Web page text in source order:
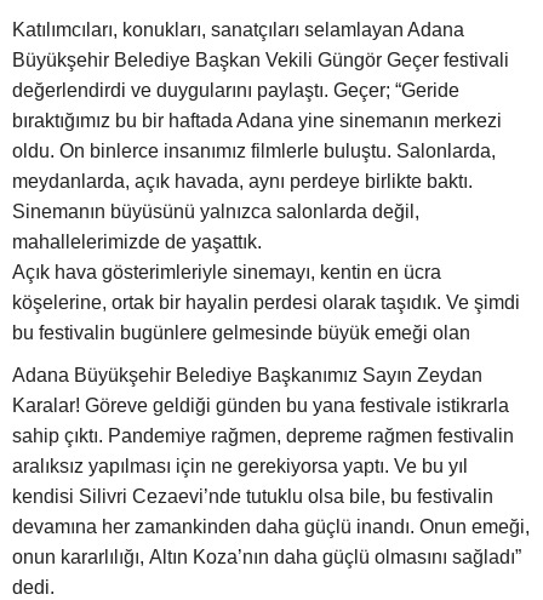
Katılımcıları, konukları, sanatçıları selamlayan Adana
Büyükşehir Belediye Başkan Vekili Güngör Geçer festivali
değerlendirdi ve duygularını paylaştı. Geçer; “Geride
bıraktığımız bu bir haftada Adana yine sinemanın merkezi
oldu. On binlerce insanımız filmlerle buluştu. Salonlarda,
meydanlarda, açık havada, aynı perdeye birlikte baktı.
Sinemanın büyüsünü yalnızca salonlarda değil,
mahallelerimizde de yaşattık.
Açık hava gösterimleriyle sinemayı, kentin en ücra
köşelerine, ortak bir hayalin perdesi olarak taşıdık. Ve şimdi
bu festivalin bugünlere gelmesinde büyük emeği olan
Adana Büyükşehir Belediye Başkanımız Sayın Zeydan
Karalar! Göreve geldiği günden bu yana festivale istikrarla
sahip çıktı. Pandemiye rağmen, depreme rağmen festivalin
aralıksız yapılması için ne gerekiyorsa yaptı. Ve bu yıl
kendisi Silivri Cezaevi’nde tutuklu olsa bile, bu festivalin
devamına her zamankinden daha güçlü inandı. Onun emeği,
onun kararlılığı, Altın Koza’nın daha güçlü olmasını sağladı”
dedi.